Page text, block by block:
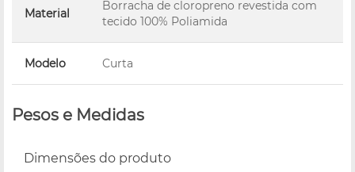
Material
Borracha de cloropreno revestida com
tecido 100% Poliamida
Modelo Curta
Pesos e Medidas
Dimensões do produto